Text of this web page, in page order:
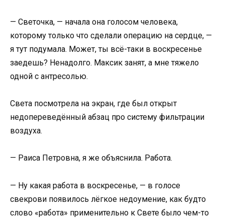
— Светочка, — начала она голосом человека,
которому только что сделали операцию на сердце, —
я тут подумала. Может, ты всё-таки в воскресенье
заедешь? Ненадолго. Максик занят, а мне тяжело
одной с антресолью.
Света посмотрела на экран, где был открыт
недопереведённый абзац про систему фильтрации
воздуха.
— Раиса Петровна, я же объяснила. Работа.
— Ну какая работа в воскресенье, — в голосе
свекрови появилось лёгкое недоумение, как будто
слово «работа» применительно к Свете было чем-то